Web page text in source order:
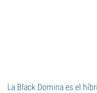
La Black Domina es el